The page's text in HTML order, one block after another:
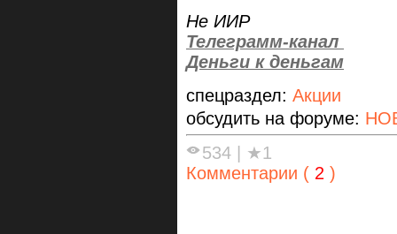
Не ИИР
Телеграмм-канал
Деньги к деньгам
спецраздел: Акции
обсудить на форуме:
534
★1
Комментарии ( 2 )